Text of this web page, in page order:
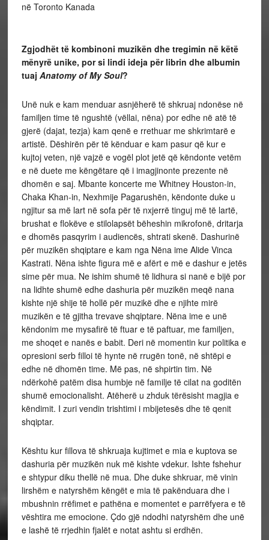
në Toronto Kanada
Zgjodhët të kombinoni muzikën dhe tregimin në këtë
mënyrë unike, por si lindi ideja për librin dhe albumin
tuaj Anatomy of My Soul?
Unë nuk e kam menduar asnjëherë të shkruaj ndonëse në
familjen time të ngushtë (vëllai, nëna) por edhe në atë të
gjerë (dajat, tezja) kam qenë e rrethuar me shkrimtarë e
artistë. Dëshirën për të kënduar e kam pasur që kur e
kujtoj veten, një vajzë e vogël plot jetë që këndonte vetëm
e në duete me këngëtare që i imagjinonte prezente në
dhomën e saj. Mbante koncerte me Whitney Houston-in,
Chaka Khan-in, Nexhmije Pagarushën, këndonte duke u
ngjitur sa më lart në sofa për të nxjerrë tinguj më të lartë,
brushat e flokëve e stilolapsët bëheshin mikrofonë, dritarja
e dhomës pasqyrim i audiencës, shtrati skenë. Dashurinë
për muzikën shqiptare e kam nga Nëna ime Alide Vinca
Kastrati. Nëna ishte figura më e afërt e më e dashur e jetës
sime për mua. Ne ishim shumë të lidhura si nanë e bijë por
na lidhte shumë edhe dashuria për muzikën meqë nana
kishte një shije të hollë për muzikë dhe e njihte mirë
muzikën e të gjitha trevave shqiptare. Nëna ime e unë
këndonim me mysafirë të ftuar e të paftuar, me familjen,
me shoqet e nanës e babit. Deri në momentin kur politika e
opresioni serb filloi të hynte në rrugën tonë, në shtëpi e
edhe në dhomën time. Më pas, në shpirtin tim. Në
ndërkohë patëm disa humbje në familje të cilat na goditën
shumë emocionalisht. Atëherë u zhduk tërësisht magjia e
këndimit. I zuri vendin trishtimi i mbijetesës dhe të qenit
shqiptar.
Kështu kur fillova të shkruaja kujtimet e mia e kuptova se
dashuria për muzikën nuk më kishte vdekur. Ishte fshehur
e shtypur diku thellë në mua. Dhe duke shkruar, më vinin
lirshëm e natyrshëm këngët e mia të pakënduara dhe i
mbushnin rrëfimet e pathëna e momentet e parrëfyera e të
vështira me emocione. Çdo gjë ndodhi natyrshëm dhe unë
e lashë të rrjedhin fjalët e notat ashtu si erdhën.